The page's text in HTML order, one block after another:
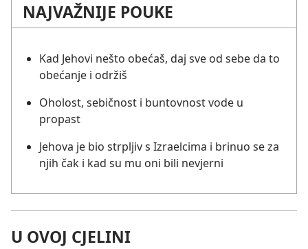
NAJVAŽNIJE POUKE
Kad Jehovi nešto obećaš, daj sve od sebe da to
obećanje i održiš
Oholost, sebičnost i buntovnost vode u
propast
Jehova je bio strpljiv s Izraelcima i brinuo se za
njih čak i kad su mu oni bili nevjerni
U OVOJ CJELINI